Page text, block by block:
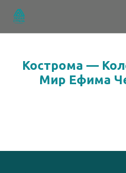
Кострома —
Мир Ефима